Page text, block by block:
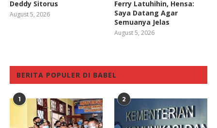
Deddy Sitorus
August 5, 2026
Ferry Latuhihin, Hensa:
Saya Datang Agar
Semuanya Jelas
August 5, 2026
BERITA POPULER DI BABEL
1 2